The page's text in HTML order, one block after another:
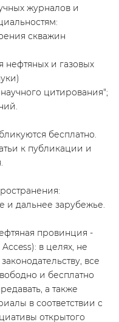
журналов и
скважин
нефтяных и газовых
цитирования";
бесплатно.
к публикации и
и дальнее зарубежье.
провинция -
в целях, не
все
и бесплатно
а также
в соответствии с
открытого